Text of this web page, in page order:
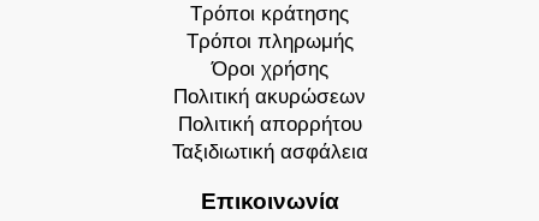
Τρόποι κράτησης
Τρόποι πληρωμής
Όροι χρήσης
Πολιτική ακυρώσεων
Πολιτική απορρήτου
Ταξιδιωτική ασφάλεια
Επικοινωνία